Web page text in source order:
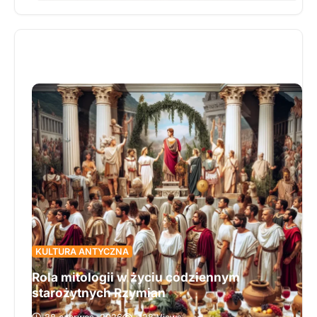
Elżbieta Cherezińska, wykorzystując historyczne
realia, tworzą opowieści pełne napięcia, emocji i
uniwersalnych przesłań. Jeśli chcesz dowiedzieć
się, dlaczego literatura inspirowana przeszłością
cieszy się niesłabnącą popularnością i jakie
sekrety kryją literackie podróże w czasie –
koniecznie przeczytaj cały artykuł!
KULTURA ANTYCZNA
Rola mitologii w życiu codziennym
starożytnych Rzymian